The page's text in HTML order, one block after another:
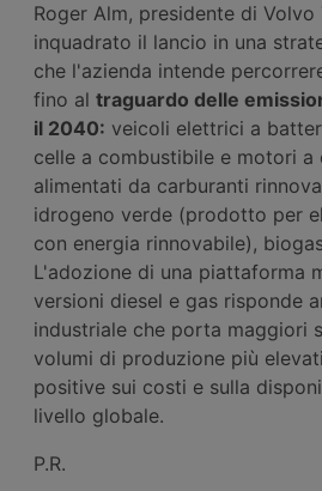
Roger Alm, presidente di Volvo
inquadrato il lancio in una
che l'azienda intende
fino al traguardo delle
il 2040: veicoli elettrici a
celle a combustibile e motori a
alimentati da carburanti
idrogeno verde (prodotto per
con energia rinnovabile),
L'adozione di una piattaforma
versioni diesel e gas risponde
industriale che porta maggiori
volumi di produzione più
positive sui costi e sulla
livello globale.
P.R.